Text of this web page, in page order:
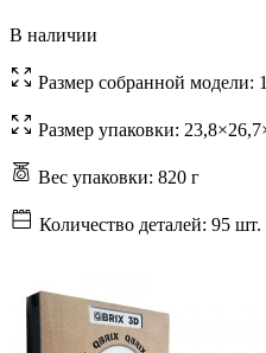
В наличии
Размер собранной модели:
Размер упаковки:
Вес упаковки: 820 г
Количество деталей: 95 шт.